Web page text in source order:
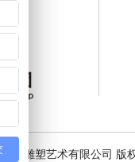
天美雕塑艺术有限公司 版